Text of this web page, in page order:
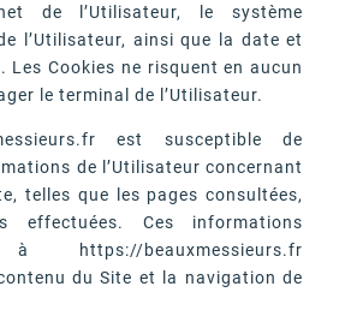
de l’Utilisateur, le système
l’Utilisateur, ainsi que la date et
Les Cookies ne risquent en aucun
le terminal de l’Utilisateur.
est susceptible de
de l’Utilisateur concernant
telles que les pages consultées,
effectuées. Ces informations
https://beauxmessieurs.fr
du Site et la navigation de